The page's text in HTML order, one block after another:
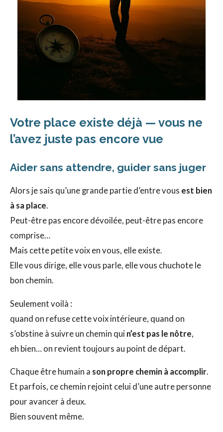
Votre place existe déjà — vous ne
l’avez juste pas encore vue
Aider sans attendre, guider sans juger
Alors je sais qu’une grande partie d’entre vous est bien
à sa place.
Peut-être pas encore dévoilée, peut-être pas encore
comprise…
Mais cette petite voix en vous, elle existe.
Elle vous dirige, elle vous parle, elle vous chuchote le
bon chemin.
Seulement voilà :
quand on refuse cette voix intérieure, quand on
s’obstine à suivre un chemin qui n’est pas le nôtre,
eh bien… on revient toujours au point de départ.
Chaque être humain a son propre chemin à accomplir.
Et parfois, ce chemin rejoint celui d’une autre personne
pour avancer à deux.
Bien souvent même.